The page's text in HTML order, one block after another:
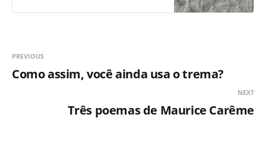
PREVIOUS
Como assim, você ainda usa o trema?
NEXT
Três poemas de Maurice Carême